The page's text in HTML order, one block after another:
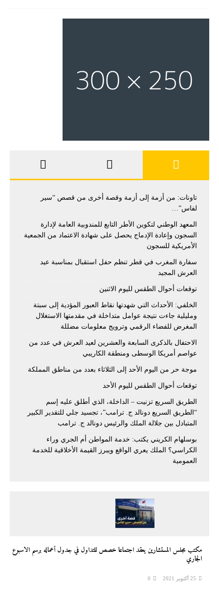
تاونات: من أزمة إلى أزمة وقصة أخرى من قصص “سير
لفاس”…
المعهد الوطني لتكوين الأطر التابع للمندوبية العامة لإدارة
السجون وإعادة الإدماج يحصل على شهادة الاعتماد من الجمعية
الأمريكية للسجون
سفارة المغرب في قطر تنظم حفل استقبال بمناسبة عيد
العرش المجيد
توقعات أحوال الطقس لليوم الاثنين
الخلفي: الأحداث التي شهدتها نقاط العبور المؤدية إلى سبتة
ومليلية جاءت نتيجة عوامل متداخلة في مقدمتها الاستغلال
المغرض للفضاء الرقمي وترويج معلومات مضللة
الاحتفال بالذكرى السابعة والعشرين لعيد العرش في عدد من
عواصم أمريكا الوسطى ومنطقة الكاريبي
موجة حر من اليوم الأحد إلى الثلاثاء بعدد من مناطق المملكة
توقعات أحوال الطقس لليوم الأحد
الطريق السريع تزنيت – الداخلة، الذي أطلق عليه إسم
“الطريق السريع دونالد ج. ترامب”، تجسيد جلي للتقدير الكبير
المتبادل بين جلالة الملك والرئيس دونالد ج. ترامب
بوسلهام الكريني يكتب: خدمة المواطن أم الجري وراء
الكراسي؟ الملك يعري الواقع ويبرز القيمة الأخلاقية للخدمة
العمومية
مكتب مجلس المستشارين يعقد اجتماعا خصص للتداول في جدول أعماله برسم الاسبوع
الجاري
25 أكتوبر 2021 0